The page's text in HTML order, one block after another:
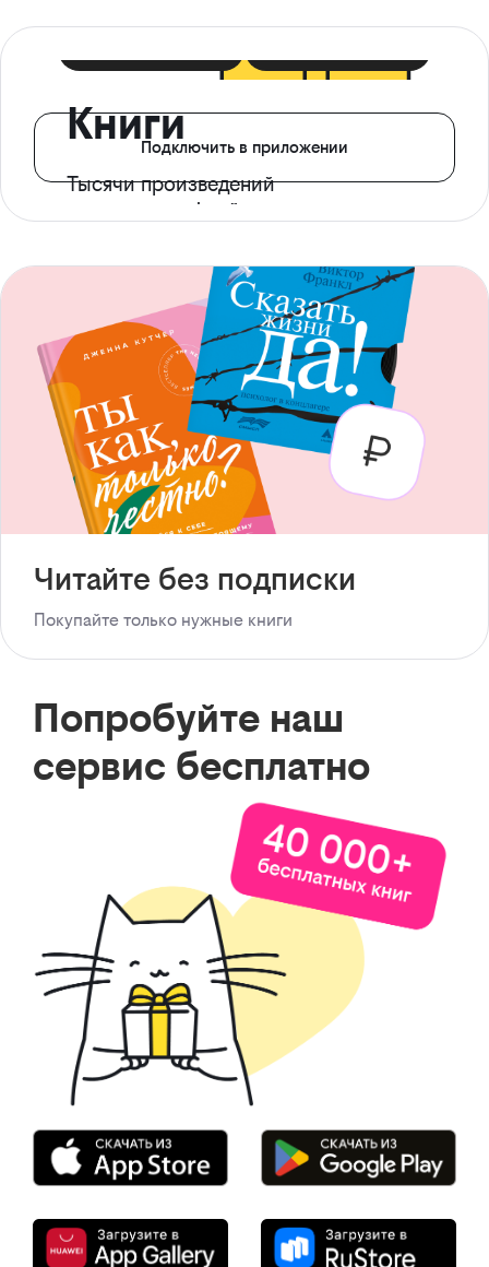
Книги
Тысячи произведений
с доступом офлайн
Подключить в приложении
Читайте без подписки
Покупайте только нужные книги
Попробуйте наш
сервис бесплатно